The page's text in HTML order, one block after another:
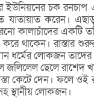
ইউনিয়নের চক রনচাপ
করেন।
একটি
থাকেন। রাস্তার
ধর্মের লোকজন তাদের
জলিলেল ছেলে রাশেদ
কেটে দেন। ফলে ওই
স্থানীয় লোকজন।